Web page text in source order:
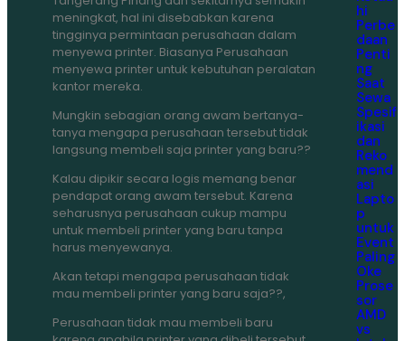
meningkat, hal ini disebabkan karena
tingginya permintaan perusahaan dalam
menyewa printer. Biasanya Perusahaan
menyewa printer untuk kebutuhan peralatan
kantor mereka.
Mungkin sebagian orang awam bertanya-
tanya mengapa perusahaan tersebut tidak
langsung membeli saja printer yang baru??
Kalau dipikir secara logis memang benar
pendapat orang awam tersebut. Karena
seharusnya perusahaan cukup mampu
untuk membeli printer yang baru tanpa
harus menyewanya.
Akan tetapi mengapa perusahaan tidak
mau membeli printer yang baru saja??,
Perusahaan tidak mau membeli baru
hi
Perbe
daan
Penti
ng
Saat
Sewa
Spesif
ikasi
dan
Reko
mend
asi
Lapto
p
untuk
Event
Paling
Oke
Prose
sor
AMD
vs